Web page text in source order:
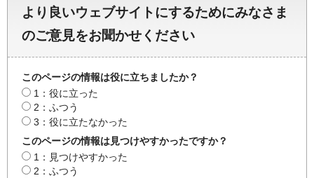
より良いウェブサイトにするためにみなさま
のご意見をお聞かせください
このページの情報は役に立ちましたか？
1：役に立った
2：ふつう
3：役に立たなかった
このページの情報は見つけやすかったですか？
1：見つけやすかった
2：ふつう